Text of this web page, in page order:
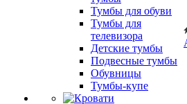
Тумбы для обуви
Тумбы для
телевизора
Детские тумбы
Подвесные тумбы
Обувницы
Тумбы-купе